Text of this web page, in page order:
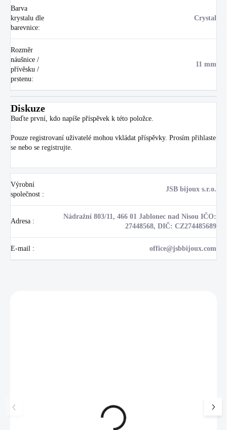
Barva
krystalu dle
barevnice:
Crystal
Rozměr
náušnice /
přívěsku /
prstenu:
11 mm
Diskuze
Buďte první, kdo napíše příspěvek k této položce.
Pouze registrovaní uživatelé mohou vkládat příspěvky. Prosím přihlaste
se nebo se registrujte
Výrobní
společnost :
JSB bijoux s.r.o.
Adresa :
Nádražní 803/11, 466 01 Jablonec nad Nisou IČO:
27448568, DIČ: CZ274485689
E-mail : office@jsbbijoux.com